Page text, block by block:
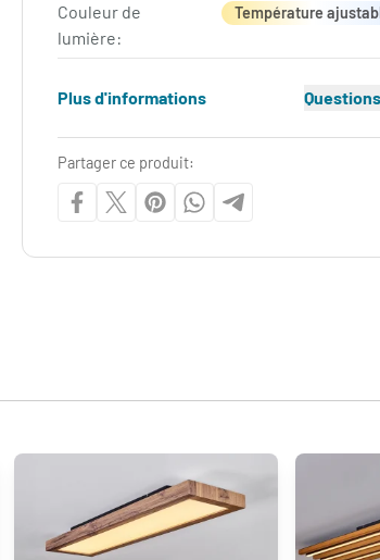
Couleur de
lumière:
Température
Plus d'informations
Partager ce produit: